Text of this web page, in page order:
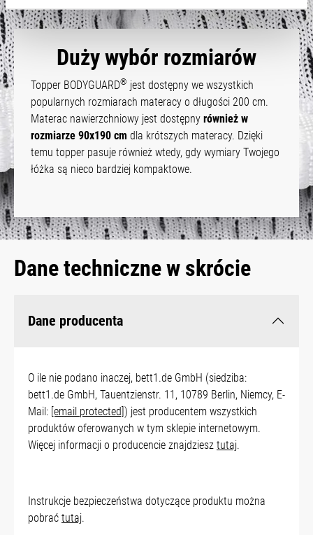
Duży wybór rozmiarów
Topper BODYGUARD® jest dostępny we wszystkich
popularnych rozmiarach materacy o długości 200 cm.
Materac nawierzchniowy jest dostępny również w
rozmiarze 90x190 cm dla krótszych materacy. Dzięki
temu topper pasuje również wtedy, gdy wymiary Twojego
łóżka są nieco bardziej kompaktowe.
Dane techniczne w skrócie
Dane producenta
O ile nie podano inaczej, bett1.de GmbH (siedziba:
bett1.de GmbH, Tauentzienstr. 11, 10789 Berlin, Niemcy, E-
Mail: [email protected]) jest producentem wszystkich
produktów oferowanych w tym sklepie internetowym.
Więcej informacji o producencie znajdziesz tutaj.
Instrukcje bezpieczeństwa dotyczące produktu można
pobrać tutaj.